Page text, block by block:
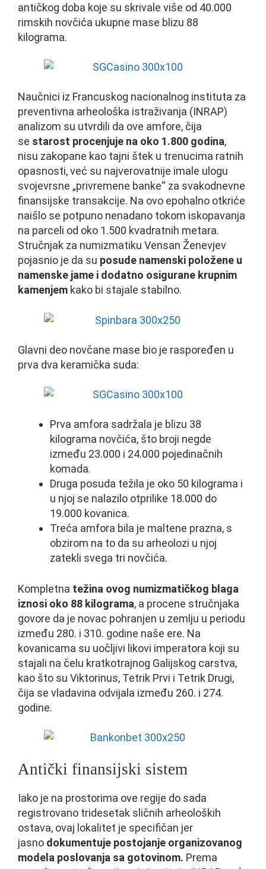
antičkog doba koje su skrivale više od 40.000
rimskih novčića ukupne mase blizu 88
kilograma.
Naučnici iz Francuskog nacionalnog instituta za
preventivna arheološka istraživanja (INRAP)
analizom su utvrdili da ove amfore, čija
se starost procenjuje na oko 1.800 godina,
nisu zakopane kao tajni štek u trenucima ratnih
opasnosti, već su najverovatnije imale ulogu
svojevrsne „privremene banke“ za svakodnevne
finansijske transakcije. Na ovo epohalno otkriće
naišlo se potpuno nenadano tokom iskopavanja
na parceli od oko 1.500 kvadratnih metara.
Stručnjak za numizmatiku Vensan Ženevjev
pojasnio je da su posude namenski položene u
namenske jame i dodatno osigurane krupnim
kamenjem kako bi stajale stabilno.
Glavni deo novčane mase bio je raspoređen u
prva dva keramička suda:
Prva amfora sadržala je blizu 38
kilograma novčića, što broji negde
između 23.000 i 24.000 pojedinačnih
komada.
Druga posuda težila je oko 50 kilograma i
u njoj se nalazilo otprilike 18.000 do
19.000 kovanica.
Treća amfora bila je maltene prazna, s
obzirom na to da su arheolozi u njoj
zatekli svega tri novčića.
Kompletna težina ovog numizmatičkog blaga
iznosi oko 88 kilograma, a procene stručnjaka
govore da je novac pohranjen u zemlju u periodu
između 280. i 310. godine naše ere. Na
kovanicama su uočljivi likovi imperatora koji su
stajali na čelu kratkotrajnog Galijskog carstva,
kao što su Viktorinus, Tetrik Prvi i Tetrik Drugi,
čija se vladavina odvijala između 260. i 274.
godine.
Antički finansijski sistem
Iako je na prostorima ove regije do sada
registrovano tridesetak sličnih arheoloških
ostava, ovaj lokalitet je specifičan jer
jasno dokumentuje postojanje organizovanog
modela poslovanja sa gotovinom. Prema